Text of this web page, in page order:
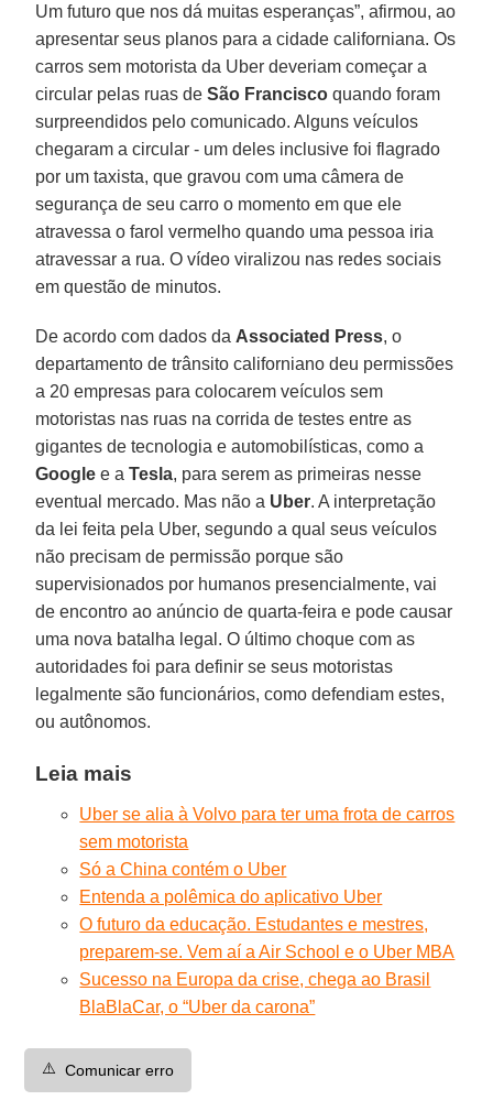
Um futuro que nos dá muitas esperanças”, afirmou, ao
apresentar seus planos para a cidade californiana. Os
carros sem motorista da Uber deveriam começar a
circular pelas ruas deSão Francisco quando foram
surpreendidos pelo comunicado. Alguns veículos
chegaram a circular - um deles inclusive foi flagrado
por um taxista, que gravou com uma câmera de
segurança de seu carro o momento em que ele
atravessa o farol vermelho quando uma pessoa iria
atravessar a rua. O vídeo viralizou nas redes sociais
em questão de minutos.
De acordo com dados da Associated Press, o
departamento de trânsito californiano deu permissões
a 20 empresas para colocarem veículos sem
motoristas nas ruas na corrida de testes entre as
gigantes de tecnologia e automobilísticas, como a
Google e aTesla, para serem as primeiras nesse
eventual mercado. Mas não a Uber. A interpretação
da lei feita pela Uber, segundo a qual seus veículos
não precisam de permissão porque são
supervisionados por humanos presencialmente, vai
de encontro ao anúncio de quarta-feira e pode causar
uma nova batalha legal. O último choque com as
autoridades foi para definir se seus motoristas
legalmente são funcionários, como defendiam estes,
ou autônomos.
Leia mais
Uber se alia à Volvo para ter uma frota de carros
sem motorista
Só a China contém o Uber
Entenda a polêmica do aplicativo Uber
O futuro da educação. Estudantes e mestres,
preparem-se. Vem aí a Air School e o Uber MBA
Sucesso na Europa da crise, chega ao Brasil
BlaBlaCar, o “Uber da carona”
⚠️ Comunicar erro